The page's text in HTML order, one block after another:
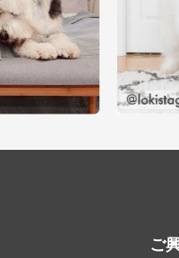
ご